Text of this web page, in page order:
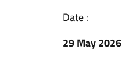
Date :
29 May 2026